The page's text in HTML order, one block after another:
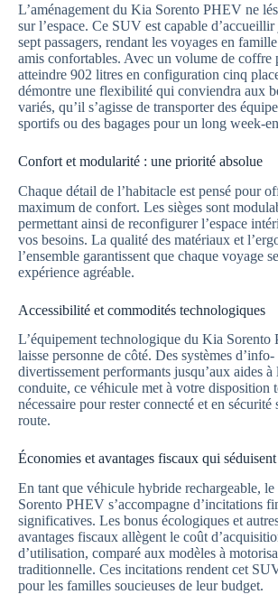
L’aménagement du Kia Sorento PHEV ne
sur l’espace. Ce SUV est capable d’accueillir
sept passagers, rendant les voyages en
amis confortables. Avec un volume de coffre
atteindre 902 litres en configuration cinq
démontre une flexibilité qui conviendra aux
variés, qu’il s’agisse de transporter des
sportifs ou des bagages pour un long week-
Confort et modularité : une priorité absolue
Chaque détail de l’habitacle est pensé pour
maximum de confort. Les sièges sont
permettant ainsi de reconfigurer l’espace
vos besoins. La qualité des matériaux et
l’ensemble garantissent que chaque voyage
expérience agréable.
Accessibilité et commodités technologiques
L’équipement technologique du Kia Sorento
laisse personne de côté. Des systèmes d’info-
divertissement performants jusqu’aux aides à
conduite, ce véhicule met à votre disposition
nécessaire pour rester connecté et en sécurité
route.
Économies et avantages fiscaux qui séduisent
En tant que véhicule hybride rechargeable,
Sorento PHEV s’accompagne d’incitations
significatives. Les bonus écologiques et
avantages fiscaux allègent le coût
d’utilisation, comparé aux modèles à
traditionnelle. Ces incitations rendent cet
pour les familles soucieuses de leur budget.